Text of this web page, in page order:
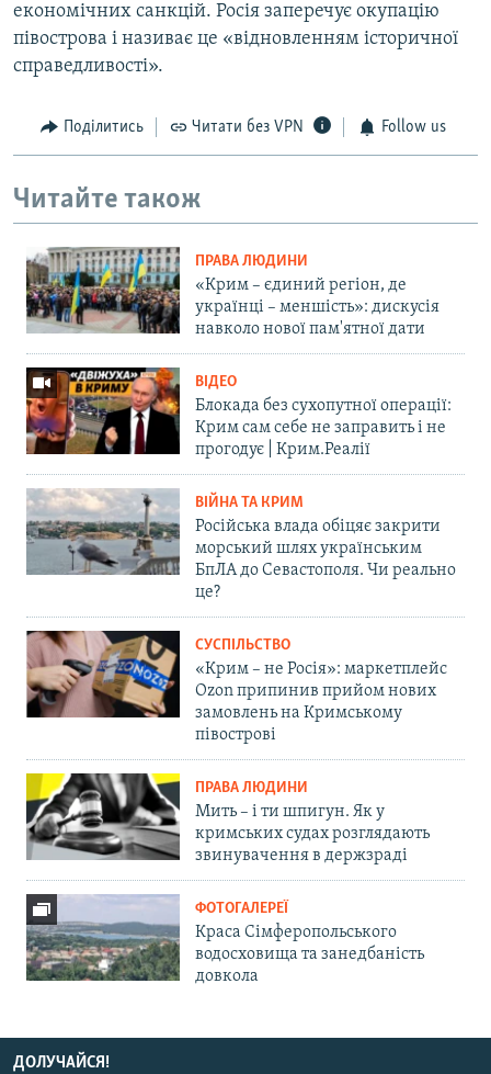
економічних санкцій. Росія заперечує окупацію
півострова і називає це «відновленням історичної
справедливості».
Поділитись Читати без VPN Follow us
Читайте також
ПРАВА ЛЮДИНИ
«Крим – єдиний регіон, де
українці – меншість»: дискусія
навколо нової пам'ятної дати
ВІДЕО
Блокада без сухопутної операції:
Крим сам себе не заправить і не
прогодує | Крим.Реалії
ВІЙНА ТА КРИМ
Російська влада обіцяє закрити
морський шлях українським
БпЛА до Севастополя. Чи реально
це?
СУСПІЛЬСТВО
«Крим – не Росія»: маркетплейс
Ozon припинив прийом нових
замовлень на Кримському
півострові
ПРАВА ЛЮДИНИ
Мить – і ти шпигун. Як у
кримських судах розглядають
звинувачення в держзраді
ФОТОГАЛЕРЕЇ
Краса Сімферопольського
водосховища та занедбаність
довкола
ДОЛУЧАЙСЯ!